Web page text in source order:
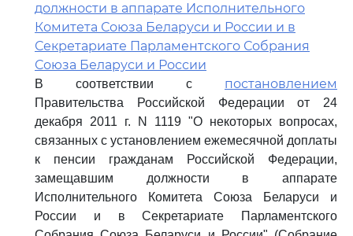
должности в аппарате Исполнительного
Комитета Союза Беларуси и России и в
Секретариате Парламентского Собрания
Союза Беларуси и России
В соответствии с постановлением
Правительства Российской Федерации от 24
декабря 2011 г. N 1119 "О некоторых вопросах,
связанных с установлением ежемесячной доплаты
к пенсии гражданам Российской Федерации,
замещавшим должности в аппарате
Исполнительного Комитета Союза Беларуси и
России и в Секретариате Парламентского